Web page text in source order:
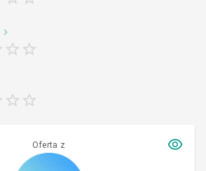
Oferta z